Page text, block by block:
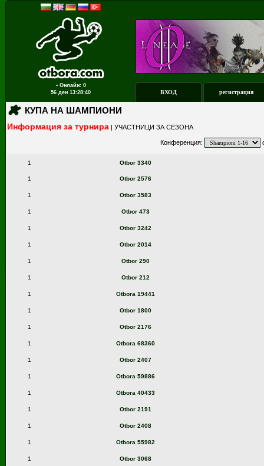
▪ Онлайн: 0
56 ден 13:28:40 ВХОД регистрация
КУПА НА ШАМПИОНИ
Информация за турнира | УЧАСТНИЦИ ЗА СЕЗОНА
Конференция:
1 Otbor 3340
1 Otbor 2576
1 Otbor 3583
1 Otbor 473
1 Otbor 3242
1 Otbor 2014
1 Otbor 290
1 Otbor 212
1 Otbora 19441
1 Otbor 1800
1 Otbor 2176
1 Otbora 68360
1 Otbor 2407
1 Otbora 59886
1 Otbora 40433
1 Otbor 2191
1 Otbor 2408
1 Otbora 55982
1 Otbor 3068